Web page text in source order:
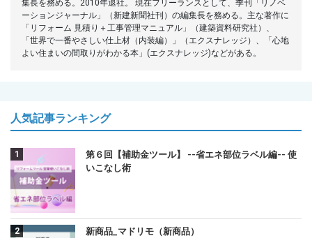
集長を務める。2010年退社。 現在フリーランスとして、季刊「リノベ
ーションジャーナル」（新建新聞社刊）の編集長を務める。主な著作に
「リフォーム 見積り＋工事管理マニュアル」（建築資料研究社）、
「世界で一番やさしい仕上材（内装編）」（エクスナレッジ）、「心地
よい住まいの間取りがわかる本」(エクスナレッジ)などがある。
人気記事ランキング
第６回【補助金ツール】 --省エネ部位ラベル編-- 使
いこなし術
新商品_マドリモ（新商品）